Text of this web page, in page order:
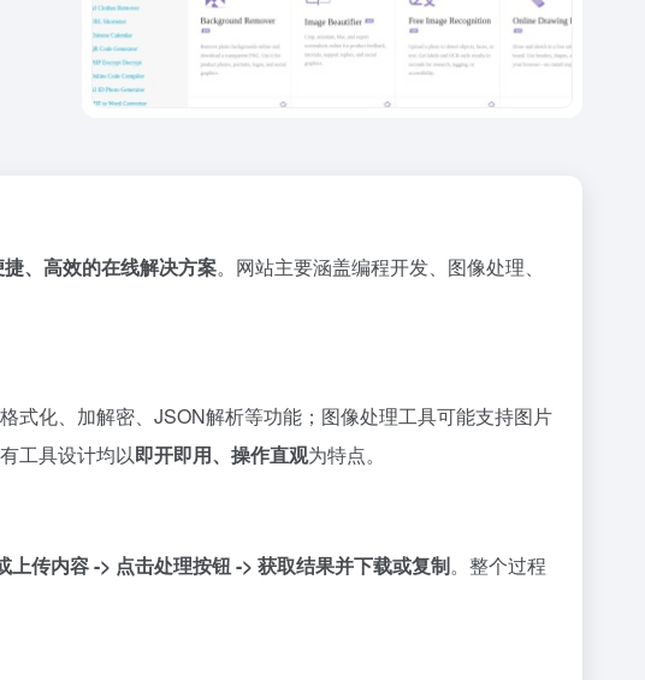
、高效的在线解决方案。网站主要涵盖编程开发、图像处理、
式化、加解密、JSON解析等功能；图像处理工具可能支持图片
工具设计均以即开即用、操作直观为特点。
上传内容 -> 点击处理按钮 -> 获取结果并下载或复制。整个过程